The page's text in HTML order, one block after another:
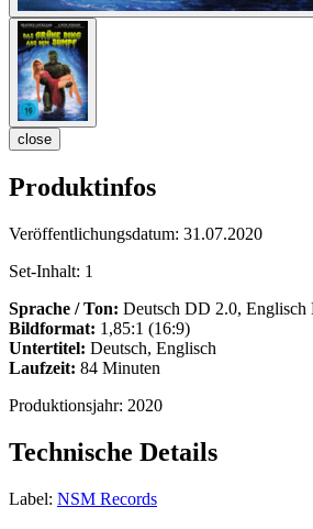
close
Produktinfos
Veröffentlichungsdatum: 31.07.2020
Set-Inhalt: 1
Sprache / Ton: Deutsch DD 2.0, Englisch
Bildformat: 1,85:1 (16:9)
Untertitel: Deutsch, Englisch
Laufzeit: 84 Minuten
Produktionsjahr: 2020
Technische Details
Label: NSM Records